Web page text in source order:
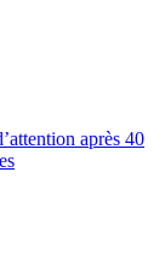
après 40